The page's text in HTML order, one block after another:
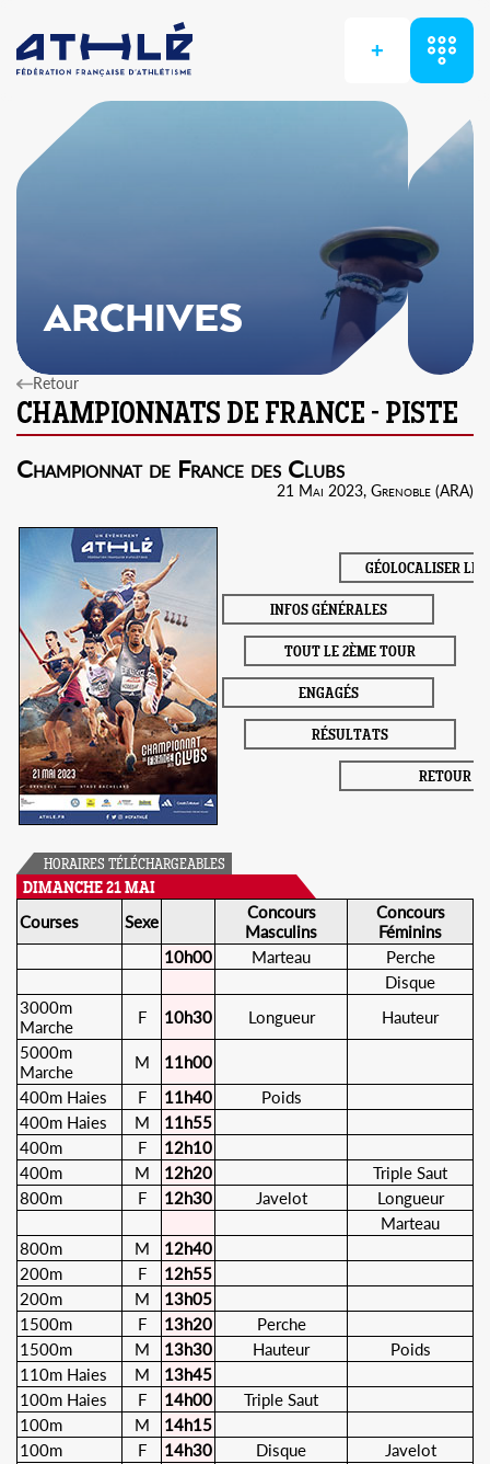
+
ARCHIVES
Retour
Championnat de France des Clubs
21 Mai 2023, Grenoble (ARA)
GÉOLOCALISER LE
INFOS GÉNÉRALES
TOUT LE 2ÈME TOUR
ENGAGÉS
RÉSULTATS
RETOUR
HORAIRES TÉLÉCHARGEABLES
DIMANCHE 21 MAI
Courses Sexe
Concours
Masculins
Concours
Féminins
10h00
Marteau
Perche
Disque
3000m
Marche
F 10h30 Longueur
Hauteur
5000m
Marche
M
11h00
400m Haies
F 11h40
Poids
400m Haies
M
11h55
400m
F
12h10
400m
M 12h20
Triple Saut
800m
F 12h30 Javelot
Longueur
Marteau
800m
M
12h40
200m
F
12h55
200m
M
13h05
1500m
F 13h20
Perche
1500m
M 13h30 Hauteur
Poids
110m Haies
M
13h45
100m Haies
F 14h00
Triple Saut
100m
M
14h15
100m
F 14h30 Disque
Javelot